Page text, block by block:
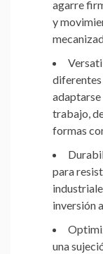
agarre
y
diferentes
adaptarse
trabajo,
formas
para
inversión
una